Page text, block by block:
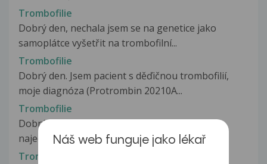
Trombofilie
Dobrý den, nechala jsem se na genetice jako
samoplátce vyšetřit na trombofilní...
Trombofilie
Dobrý den. Jsem pacient s děďičnou trombofilií,
moje diagnóza (Protrombin 20210A...
Trombofilie
Dobrý den, Trpím od 18 let na Trombofílii a z
najednou mi otekla levá noha...
Trombofilie a aneurysma
Náš web funguje jako lékař